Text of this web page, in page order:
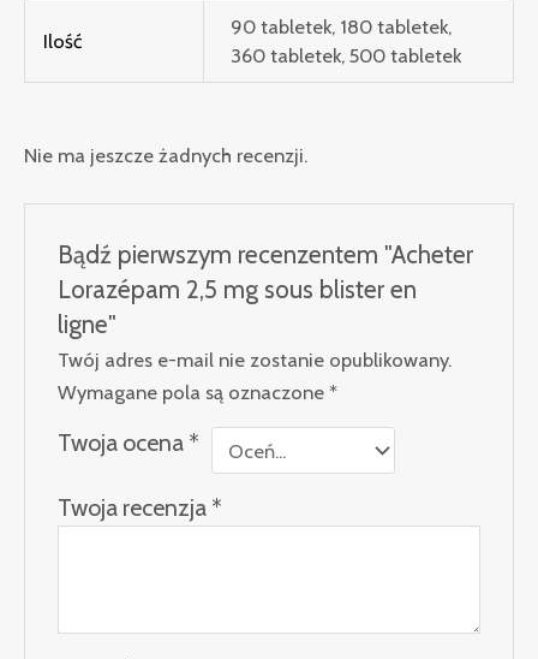
Ilość
90 tabletek, 180 tabletek,
360 tabletek, 500 tabletek
Nie ma jeszcze żadnych recenzji.
Bądź pierwszym recenzentem "Acheter
Lorazépam 2,5 mg sous blister en
ligne"
Twój adres e-mail nie zostanie opublikowany.
Wymagane pola są oznaczone*
Twoja ocena *
Twoja recenzja *